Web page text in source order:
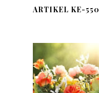
ARTIKEL KE-550